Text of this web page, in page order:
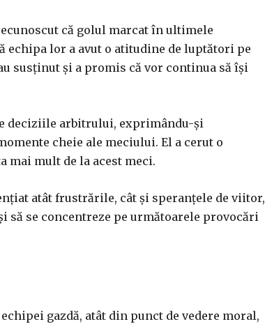
că golul marcat în ultimele
echipa lor a avut o atitudine de luptători pe
susținut și a promis că vor continua să își
deciziile arbitrului, exprimându-și
cheie ale meciului. El a cerut o
mai mult de la acest meci.
atât frustrările, cât și speranțele de viitor,
se concentreze pe următoarele provocări
gazdă, atât din punct de vedere moral,